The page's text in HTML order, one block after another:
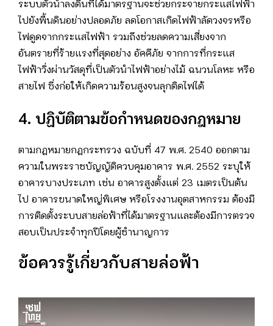
ระบบตัวนำลงดินที่ได้มาตรฐานจะช่วยกระจายกระแสไฟฟ้า
ไปยังพื้นดินอย่างปลอดภัย ลดโอกาสเกิดไฟฟ้าลัดวงจรหรือ
ไฟดูดจากกระแสไฟฟ้า รวมถึงช่วยลดความเสี่ยงจาก
อันตรายที่ร้ายแรงที่สุดอย่าง อัคคีภัย จากการที่กระแส
ไฟฟ้าวิ่งผ่านวัสดุที่เป็นตัวนำไฟฟ้าอย่างไม้ ฉนวนโลหะ หรือ
สายไฟ ซึ่งก่อให้เกิดความร้อนสูงจนลุกติดไฟได้
4. ปฏิบัติตามข้อกำหนดของกฎหมาย
ตามกฎหมายกฎกระทรวง ฉบับที่ 47 พ.ศ. 2540 ออกตาม
ความในพระราชบัญญัติควบคุมอาคาร พ.ศ. 2552 ระบุให้
อาคารบางประเภท เช่น อาคารสูงตั้งแต่ 23 เมตรเป็นต้น
ไป อาคารขนาดใหญ่พิเศษ หรือโรงงานอุตสาหกรรม ต้องมี
การติดตั้งระบบสายล่อฟ้าที่ได้มาตรฐานและต้องมีการตรวจ
สอบเป็นประจำทุกปีโดยผู้ชำนาญการ
ข้อควรรู้เกี่ยวกับสายล่อฟ้า